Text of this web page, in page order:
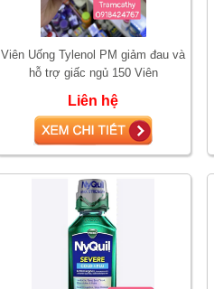
Viên Uống Tylenol PM giảm đau và
hỗ trợ giấc ngủ 150 Viên
Liên hệ